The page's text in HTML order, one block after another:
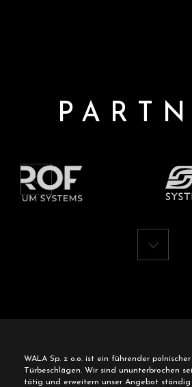
WALA Sp. z o.o. ist ein führender
Türbeschlägen. Wir sind ununterbrochen
tätig und erweitern unser Angebot ständig